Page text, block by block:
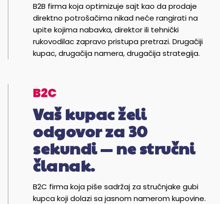
B2B firma koja optimizuje sajt kao da prodaje
direktno potrošačima nikad neće rangirati na
upite kojima nabavka, direktor ili tehnički
rukovodilac zapravo pristupa pretrazi. Drugačiji
kupac, drugačija namera, drugačija strategija.
B2C
Vaš kupac želi
odgovor za 30
sekundi — ne stručni
članak.
B2C firma koja piše sadržaj za stručnjake gubi
kupca koji dolazi sa jasnom namerom kupovine.